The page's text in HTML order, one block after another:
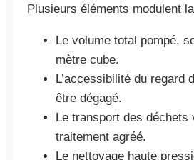
Plusieurs éléments modulent
Le volume total pompé,
mètre cube.
L’accessibilité du regard
être dégagé.
Le transport des déchets
traitement agréé.
Le nettoyage haute